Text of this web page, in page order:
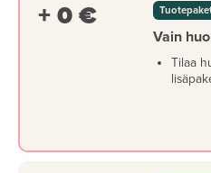
+ 0 €
Vain
Tilaa